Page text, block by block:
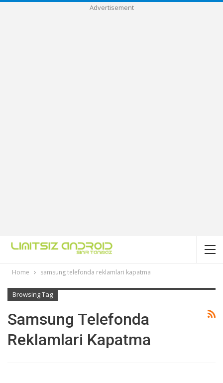
Advertisement
Home samsung telefonda reklamlari kapatma
Browsing Tag
Samsung Telefonda
Reklamlari Kapatma